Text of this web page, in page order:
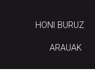
HONI BURUZ
ARAUAK